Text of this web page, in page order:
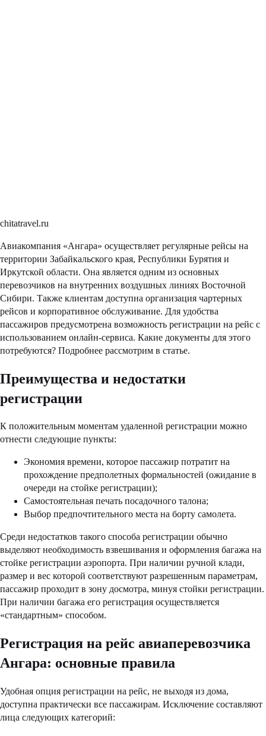
chitatravel.ru
Авиакомпания «Ангара» осуществляет регулярные рейсы на
территории Забайкальского края, Республики Бурятия и
Иркутской области. Она является одним из основных
перевозчиков на внутренних воздушных линиях Восточной
Сибири. Также клиентам доступна организация чартерных
рейсов и корпоративное обслуживание. Для удобства
пассажиров предусмотрена возможность регистрации на рейс с
использованием онлайн-сервиса. Какие документы для этого
потребуются? Подробнее рассмотрим в статье.
Преимущества и недостатки
регистрации
К положительным моментам удаленной регистрации можно
отнести следующие пункты:
Экономия времени, которое пассажир потратит на
прохождение предполетных формальностей (ожидание в
очереди на стойке регистрации);
Самостоятельная печать посадочного талона;
Выбор предпочтительного места на борту самолета.
Среди недостатков такого способа регистрации обычно
выделяют необходимость взвешивания и оформления багажа на
стойке регистрации аэропорта. При наличии ручной клади,
размер и вес которой соответствуют разрешенным параметрам,
пассажир проходит в зону досмотра, минуя стойки регистрации.
При наличии багажа его регистрация осуществляется
«стандартным» способом.
Регистрация на рейс авиаперевозчика
Ангара: основные правила
Удобная опция регистрации на рейс, не выходя из дома,
доступна практически все пассажирам. Исключение составляют
лица следующих категорий: